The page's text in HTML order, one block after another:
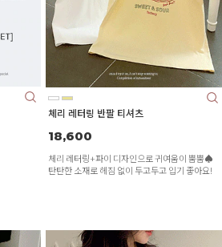
체리 레터링 반팔 티셔츠
18,600
체리 레터링+파이 디자인으로 귀여움이 뿜뿜♠
탄탄한 소재로 헤짐 없이 두고두고 입기 좋아요!